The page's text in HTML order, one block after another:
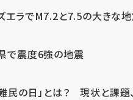
エラでM7.2と7.5の大きな
で震度6強の地震
難民の日」とは？ 現状と課